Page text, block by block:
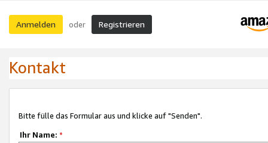
Anmelden oder Registrieren
Kontakt
Bitte fülle das Formular aus und klicke auf "Senden".
Ihr Name: *